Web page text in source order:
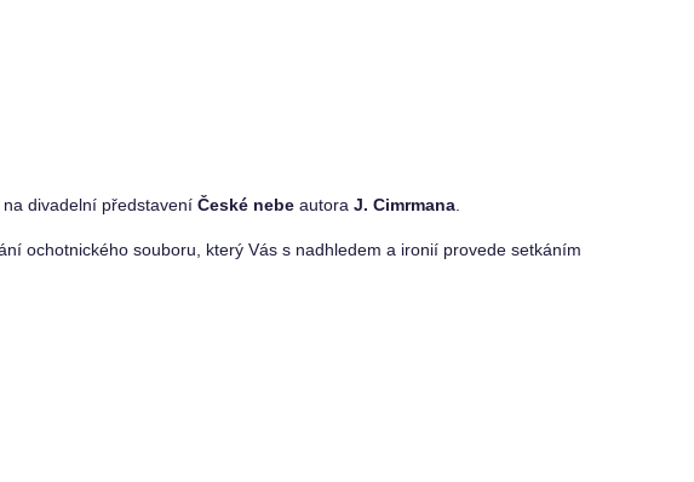
na divadelní představeníČeské nebe autoraJ. Cimrmana
ochotnického souboru, který Vás s nadhledem a ironií provede setkáním